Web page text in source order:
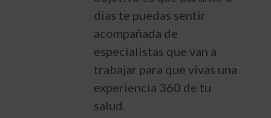
días te puedas sentir
acompañada de
especialistas que van a
trabajar para que vivas una
experiencia 360 de tu
salud.